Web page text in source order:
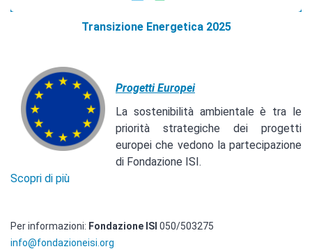
Transizione Energetica 2025
Progetti Europei
La sostenibilità ambientale è tra le
priorità strategiche dei progetti
europei che vedono la partecipazione
di Fondazione ISI.
Scopri di più
Per informazioni: Fondazione ISI 050/503275
info@fondazioneisi.org